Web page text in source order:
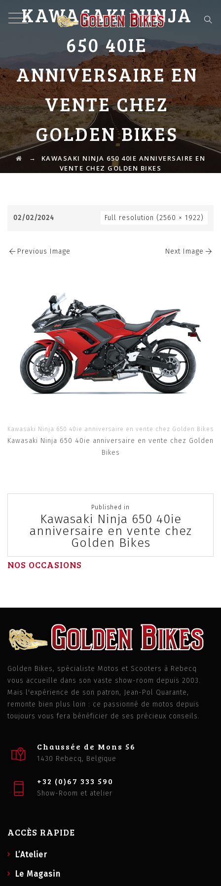
KAWASAKI NINJA
650 40IE
ANNIVERSAIRE EN
VENTE CHEZ
GOLDEN BIKES
→
KAWASAKI NINJA 650 40IE ANNIVERSAIRE EN
VENTE CHEZ GOLDEN BIKES
02/02/2024 Full resolution (2560 × 1922)
Previous Image Next Image
Kawasaki Ninja 650 40ie anniversaire en vente chez Golden Bikes
Kawasaki Ninja 650 40ie anniversaire en vente chez Golden
Bikes
navigation
Published in
Kawasaki Ninja 650 40ie
anniversaire en vente chez
Golden Bikes
NOS OCCASIONS
Golden Bikes, spécialiste Motos et Scooters à Rebecq
vous accueille dans son vaste show-room depuis 2003.
Mais l'expérience de son patron, Jean-Pol Quarante,
remonte bien plus loin : ce passionné de motos depuis
toujours vous fera bénéficier de ses précieux conseils.
Chaussée de Mons 56
1430 Rebecq, Belgique
+32 (0)67 333 590
Show-Room et atelier
ACCÈS RAPIDE
L’Atelier
Le Magasin